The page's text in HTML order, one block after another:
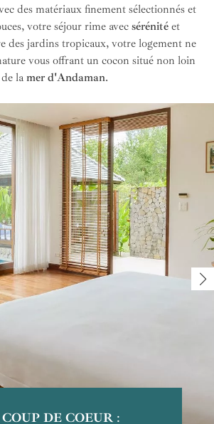
des matériaux finement sélectionnés et
votre séjour rime avec sérénité et
des jardins tropicaux, votre logement ne
vous offrant un cocon situé non loin
de la mer d'Andaman.
DE COEUR :
COUPLES
SIMPLICITÉ
TRANQUILITÉ